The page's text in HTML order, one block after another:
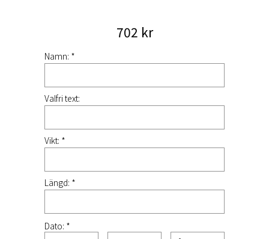
702 kr
Namn: *
Valfri text:
Vikt: *
Längd: *
Dato: *